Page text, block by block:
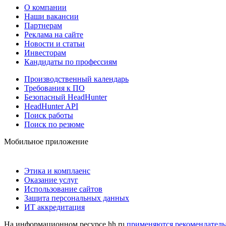
О компании
Наши вакансии
Партнерам
Реклама на сайте
Новости и статьи
Инвесторам
Кандидаты по профессиям
Производственный календарь
Требования к ПО
Безопасный HeadHunter
HeadHunter API
Поиск работы
Поиск по резюме
Мобильное приложение
Этика и комплаенс
Оказание услуг
Использование сайтов
Защита персональных данных
ИТ аккредитация
На информационном ресурсе hh.ru применяются